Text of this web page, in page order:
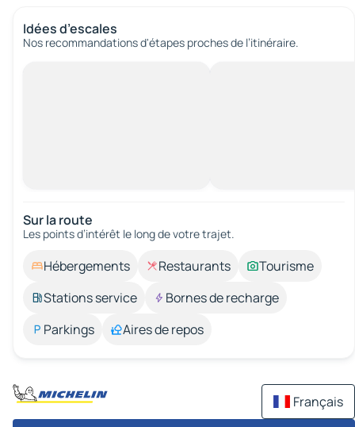
Idées d’escales
Nos recommandations d'étapes proches de l’itinéraire.
Sur la route
Les points d’intérêt le long de votre trajet.
Hébergements Restaurants
Tourisme
Stations service
Bornes de recharge
Parkings
Aires de repos
Français